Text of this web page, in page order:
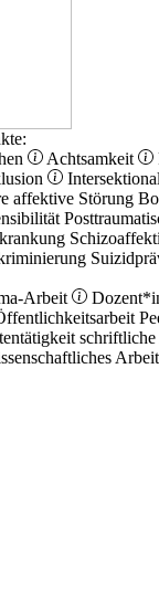
Achtsamkeit
affektive Störung
Arbeit